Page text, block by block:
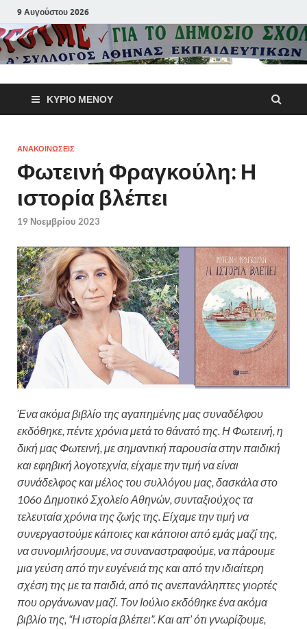
9 Αυγούστου 2026
Α΄
Αθηνών
Π.Ε.
ΚΎΡΙΟ ΜΕΝΟΎ
ΑΝΑΚΟΙΝΩΣΕΙΣ
Φωτεινή Φραγκούλη: Η
ιστορία βλέπει
19 Νοεμβρίου 2023
Ένα ακόμα βιβλίο της αγαπημένης μας συναδέλφου
εκδόθηκε, πέντε χρόνια μετά το θάνατό της. Η Φωτεινή, η
δική μας Φωτεινή, με σημαντική παρουσία στην παιδική
και εφηβική λογοτεχνία, είχαμε την τιμή να είναι
συνάδελφος και μέλος του συλλόγου μας, δασκάλα στο
106ο Δημοτικό Σχολείο Αθηνών, συνταξιούχος τα
τελευταία χρόνια της ζωής της. Είχαμε την τιμή να
συνεργαστούμε κάποιες και κάποιοι από εμάς μαζί της,
να συνομιλήσουμε, να συναναστραφούμε, να πάρουμε
μια γεύση από την ευγένειά της και από την ιδιαίτερη
σχέση της με τα παιδιά, από τις ανεπανάληπτες γιορτές
που οργάνωναν μαζί. Τον Ιούλιο εκδόθηκε ένα ακόμα
βιβλίο της, “Η ιστορία βλέπει”. Και απ’ ότι γνωρίζουμε,